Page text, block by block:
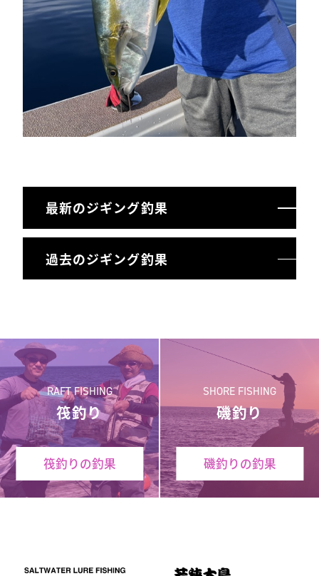
最新のジギング釣果
過去のジギング釣果
RAFT FISHING
筏釣り
筏釣りの釣果
SHORE FISHING
磯釣り
磯釣りの釣果